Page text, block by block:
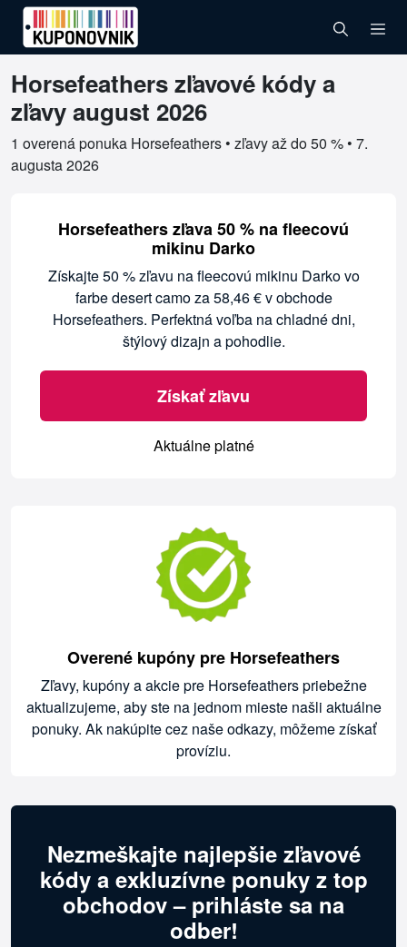
Horsefeathers zľavové kódy a
zľavy august 2026
1 overená ponuka Horsefeathers • zľavy až do 50 % • 7.
augusta 2026
Overené kupóny pre Horsefeathers
Horsefeathers zľava 50 % na fleecovú
mikinu Darko
Získajte 50 % zľavu na fleecovú mikinu Darko vo
farbe desert camo za 58,46 € v obchode
Horsefeathers. Perfektná voľba na chladné dni,
štýlový dizajn a pohodlie.
Získať zľavu
Aktuálne platné
Overené kupóny pre Horsefeathers
Zľavy, kupóny a akcie pre Horsefeathers priebežne
aktualizujeme, aby ste na jednom mieste našli aktuálne
ponuky. Ak nakúpite cez naše odkazy, môžeme získať
províziu.
Nezmeškajte najlepšie zľavové
kódy a exkluzívne ponuky z top
obchodov – prihláste sa na
odber!